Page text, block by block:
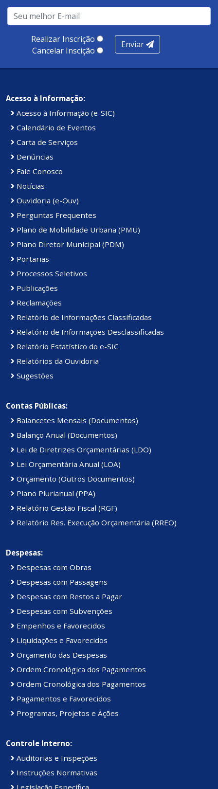
Realizar Inscrição
Cancelar Inscição
Enviar
Acesso à Informação:
Acesso à Informação (e-SIC)
Calendário de Eventos
Carta de Serviços
Denúncias
Fale Conosco
Notícias
Ouvidoria (e-Ouv)
Perguntas Frequentes
Plano de Mobilidade Urbana (PMU)
Plano Diretor Municipal (PDM)
Portarias
Processos Seletivos
Publicações
Reclamações
Relatório de Informações Classificadas
Relatório de Informações Desclassificadas
Relatório Estatístico do e-SIC
Relatórios da Ouvidoria
Sugestões
Contas Públicas:
Balancetes Mensais (Documentos)
Balanço Anual (Documentos)
Lei de Diretrizes Orçamentárias (LDO)
Lei Orçamentária Anual (LOA)
Orçamento (Outros Documentos)
Plano Plurianual (PPA)
Relatório Gestão Fiscal (RGF)
Relatório Res. Execução Orçamentária (RREO)
Despesas:
Despesas com Obras
Despesas com Passagens
Despesas com Restos a Pagar
Despesas com Subvenções
Empenhos e Favorecidos
Liquidações e Favorecidos
Orçamento das Despesas
Ordem Cronológica dos Pagamentos
Ordem Cronológica dos Pagamentos
Pagamentos e Favorecidos
Programas, Projetos e Ações
Controle Interno:
Auditorias e Inspeções
Instruções Normativas
Legislação Específica